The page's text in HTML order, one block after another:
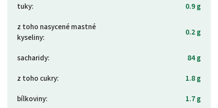
tuky:
0.9 g
z toho nasycené mastné
kyseliny: 0.2 g
sacharidy:
84 g
z toho cukry:
1.8 g
bílkoviny:
1.7 g